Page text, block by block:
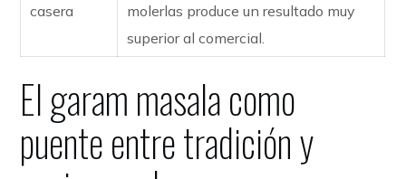
casera
molerlas produce un resultado muy
superior al comercial.
El garam masala como
puente entre tradición y